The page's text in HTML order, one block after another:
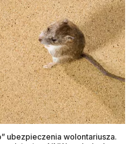
ubezpieczenia wolontariusza.